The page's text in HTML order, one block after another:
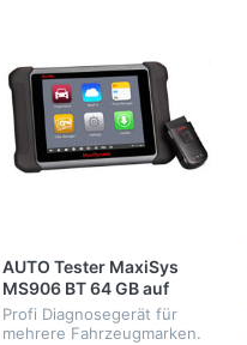
AUTO Tester MaxiSys
MS906 BT 64 GB auf
Deutsch
Profi Diagnosegerät für
mehrere Fahrzeugmarken.